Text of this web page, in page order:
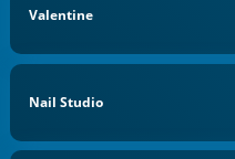
Valentine
Nail Studio